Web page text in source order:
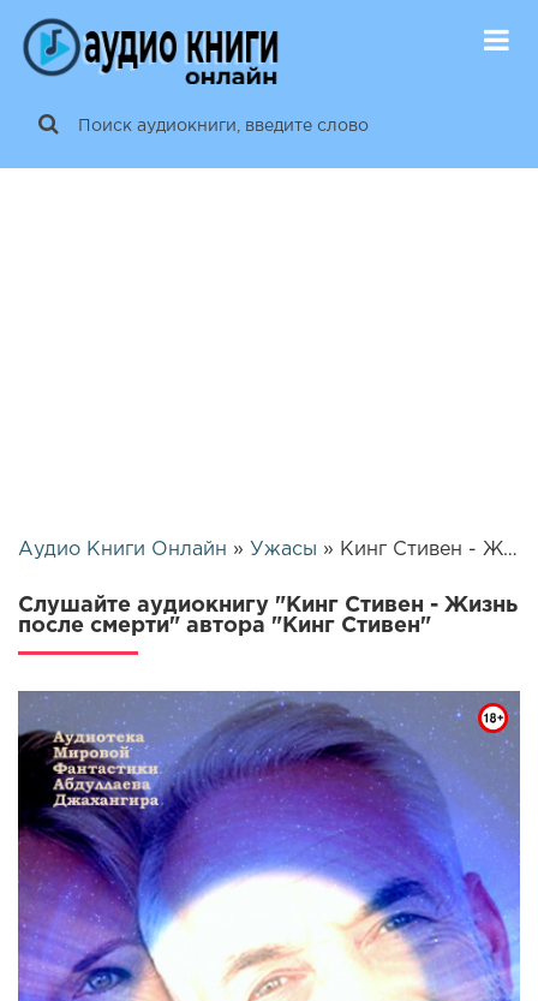
Аудио Книги Онлайн » Ужасы » Кинг Стивен - Жизнь после смерти | 3695
Слушайте аудиокнигу "Кинг Стивен - Жизнь
после смерти" автора "Кинг Стивен"